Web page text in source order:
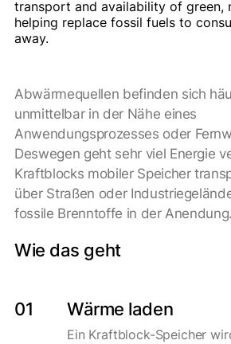
Abwärmequellen befinden sich
unmittelbar in der Nähe eines
Anwendungsprozesses oder
Deswegen geht sehr viel Energie
Kraftblocks mobiler Speicher
über Straßen oder
fossile Brenntoffe in der Anendung.
Wie das geht
01 Wärme laden
Ein Kraftblock-Speicher